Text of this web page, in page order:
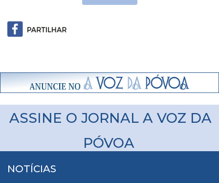
ASSINE O JORNAL A VOZ DA
PÓVOA
NOTÍCIAS